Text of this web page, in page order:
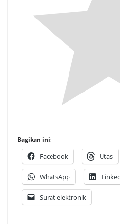
Bagikan ini:
Facebook Utas
WhatsApp
Surat elektronik